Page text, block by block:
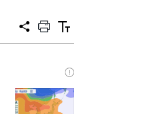
공
프
트
텍
트